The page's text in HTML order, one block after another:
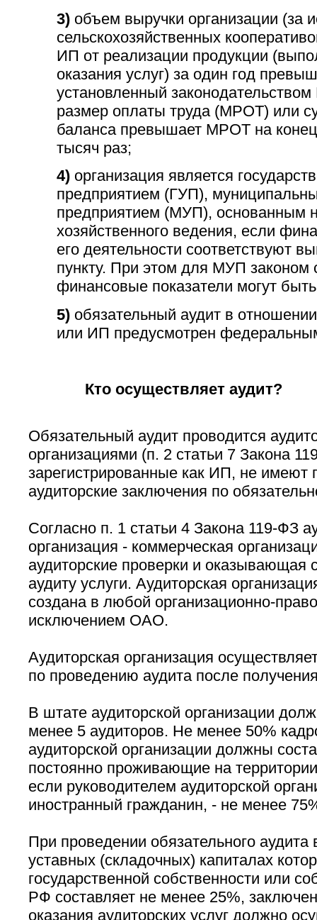
3)объем выручки организации (за
сельскохозяйственных
ИП от реализации продукции
оказания услуг) за один год
установленный
размер оплаты труда (МРОТ) или
баланса превышает МРОТ на конец
тысяч раз;
4)организация является
предприятием (ГУП),
предприятием (МУП), основанным
хозяйственного ведения, если
его деятельности соответствуют
пункту. При этом для МУП законом
финансовые показатели могут
5)обязательный аудит в
или ИП предусмотрен
Кто осуществляет аудит?
Обязательный аудит проводится
организациями (п. 2 статьи 7 Закона
зарегистрированные как ИП, не имеют
аудиторские заключения по
Согласно п. 1 статьи 4 Закона 119-ФЗ
организация - коммерческая
аудиторские проверки и оказывающая
аудиту услуги. Аудиторская
создана в любой организационно-
исключением ОАО.
Аудиторская организация
по проведению аудита после
В штате аудиторской организации
менее 5 аудиторов. Не менее 50%
аудиторской организации должны
постоянно проживающие на
если руководителем аудиторской
иностранный гражданин, - не менее
При проведении обязательного аудита
уставных (складочных) капиталах
государственной собственности или
РФ составляет не менее 25%,
оказания аудиторских услуг должно